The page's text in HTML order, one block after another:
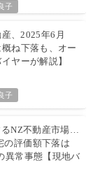
子
、2025年6月
ね下落も、オー
ヤーが解説】
子
るNZ不動産市場…
の評価額下落は
異常事態【現地バ